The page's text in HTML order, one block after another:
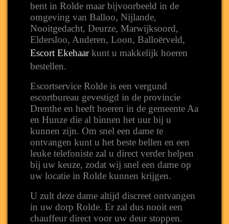
bent in Rolde maar bijvoorbeeld in de
omgeving van Balloo, Nijlande,
Nooitgedacht, Deurze, Marwijksoord,
Eldersloo, Anderen, Loon, Balloërveld,
Escort Ekehaarkunt u makkelijk hoeren
bestellen.
Escortservice Rolde is een vergund
escortbureau gevestigd in de provincie
Drenthe en heeft hoeren in de gemeente Aa
en Hunze die al binnen het uur bij u
kunnen zijn. Om snel een dame te
ontvangen kunt u het beste bellen en een
leuke telefoniste zal u direct verder helpen
bij uw keuze, zodat wij snel een dame op
uw locatie in Rolde kunnen krijgen.
U zult deze dame altijd discreet ontvangen
in uw dorp Rolde. Er zal dus nooit een
chauffeur direct voor uw deur stoppen.